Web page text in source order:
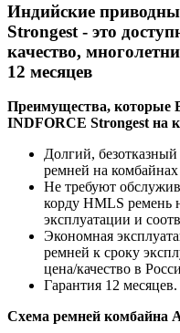
Индийские
Strongest - это
качество,
12 месяцев
Преимущества, которые
INDFORCE Strongest на
Долгий,
ремней на комбайнах
Не требуют
корду HMLS ремень
эксплуатации и
Экономная
ремней к сроку
цена/качество в
Гарантия 12 месяцев.
Схема ремней комбайна